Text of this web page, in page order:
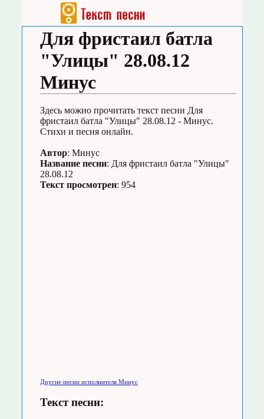
Для фристаил батла
"Улицы" 28.08.12
Минус
Здесь можно прочитать текст песни Для
фристаил батла "Улицы" 28.08.12 - Минус.
Стихи и песня онлайн.
Автор: Минус
Название песни: Для фристаил батла "Улицы"
28.08.12
Текст просмотрен: 954
Другие песни исполнителя Минус
Текст песни: